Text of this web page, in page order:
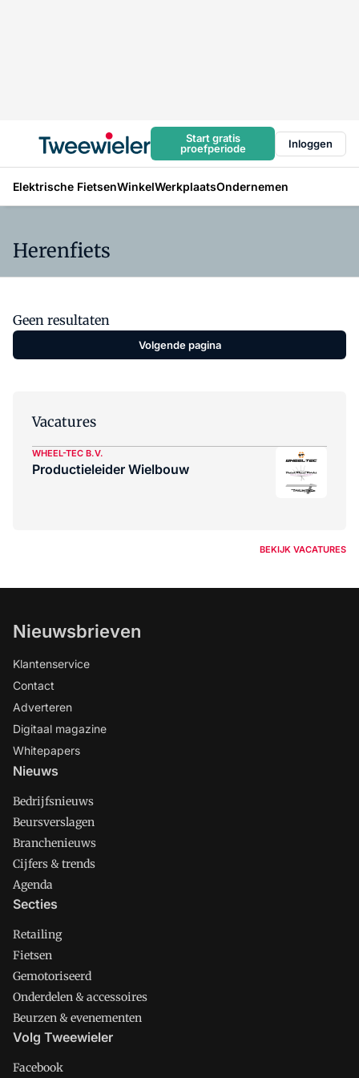
Start gratis
proefperiode
Inloggen
Elektrische FietsenWinkelWerkplaatsOndernemen
Herenfiets
Geen resultaten
Volgende pagina
Vacatures
WHEEL-TEC B.V.
Productieleider Wielbouw
BEKIJK VACATURES
Nieuwsbrieven
Klantenservice
Contact
Adverteren
Digitaal magazine
Whitepapers
Nieuws
Bedrijfsnieuws
Beursverslagen
Branchenieuws
Cijfers & trends
Agenda
Secties
Retailing
Fietsen
Gemotoriseerd
Onderdelen & accessoires
Beurzen & evenementen
Volg Tweewieler
Facebook